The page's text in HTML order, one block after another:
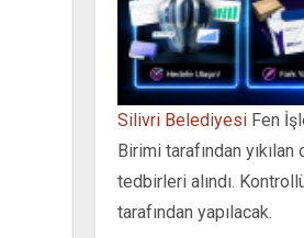
Silivri Belediyesi Fen
Birimi tarafından
tedbirleri alındı.
tarafından yapılacak.